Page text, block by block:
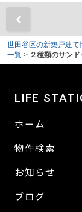
世田谷区の新築戸建
一覧 > ２種類のサン
LIFE
ホーム
物件検索
お知らせ
ブログ